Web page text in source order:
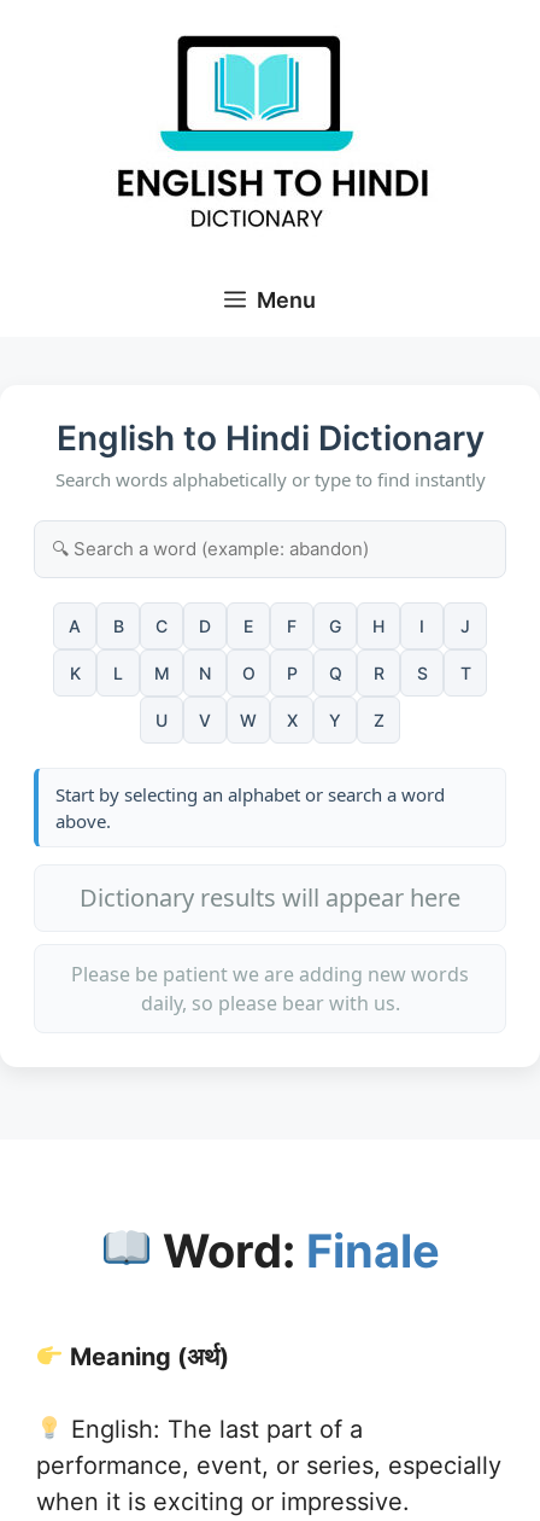
Menu
English to Hindi Dictionary
Search words alphabetically or type to find instantly
A B C D E F G H I J
K L M N O P Q R S T
U V W X Y Z
Start by selecting an alphabet or search a word
above.
Dictionary results will appear here
Please be patient we are adding new words
daily, so please bear with us.
Word: Finale
Meaning (अर्थ)
English: The last part of a
performance, event, or series, especially
when it is exciting or impressive.